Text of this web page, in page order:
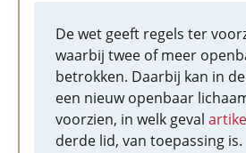
De wet geeft regels ter
waarbij twee of meer
betrokken. Daarbij kan in
een nieuw openbaar
voorzien, in welk geval
derde lid, van toepassing is.